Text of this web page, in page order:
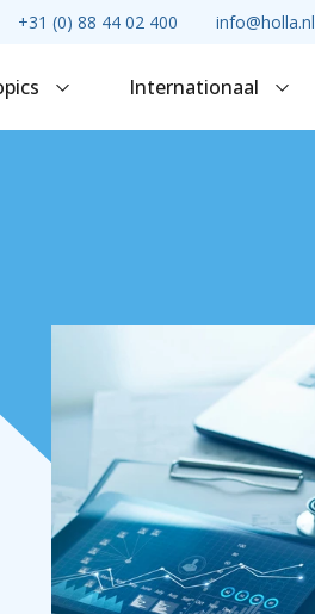
+31 (0) 88 44 02 400 info@holla.nl
Internationaal